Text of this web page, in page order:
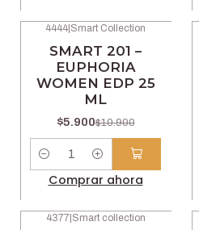
4444 Smart Collection
SMART 201 –
EUPHORIA
WOMEN EDP 25
ML
$5.900$10.900
Cantidad
Comprar ahora
4377|Smart collection